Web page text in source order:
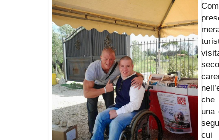
che
una
cui